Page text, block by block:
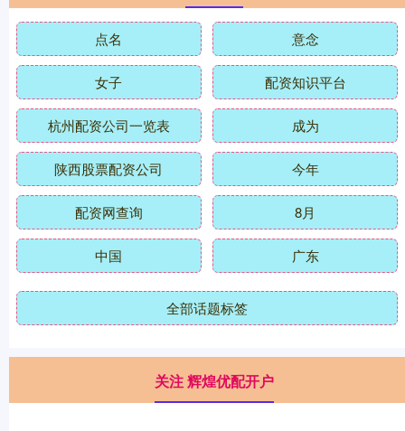
点名 意念
女子 配资知识平台
杭州配资公司一览表 成为
陕西股票配资公司 今年
配资网查询 8月
中国 广东
全部话题标签
关注 辉煌优配开户